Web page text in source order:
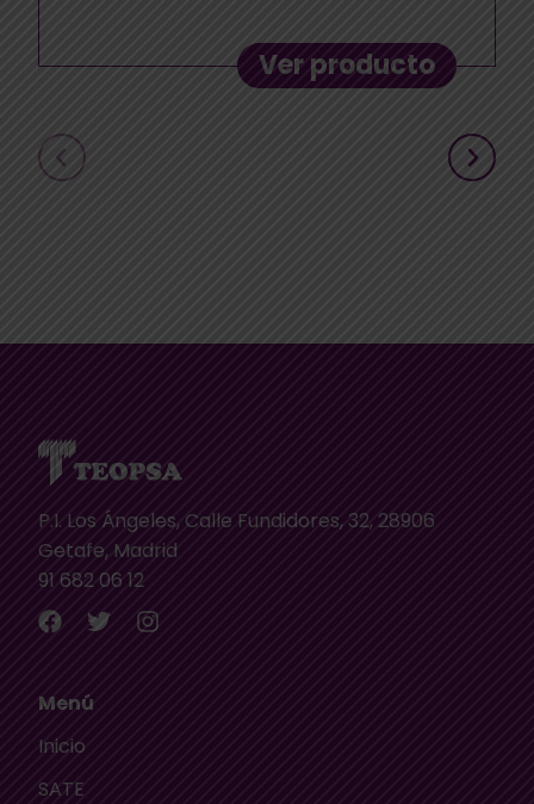
Ver producto
P.I. Los Ángeles, Calle Fundidores, 32, 28906
Getafe, Madrid
91 682 06 12
Menú
Inicio
SATE